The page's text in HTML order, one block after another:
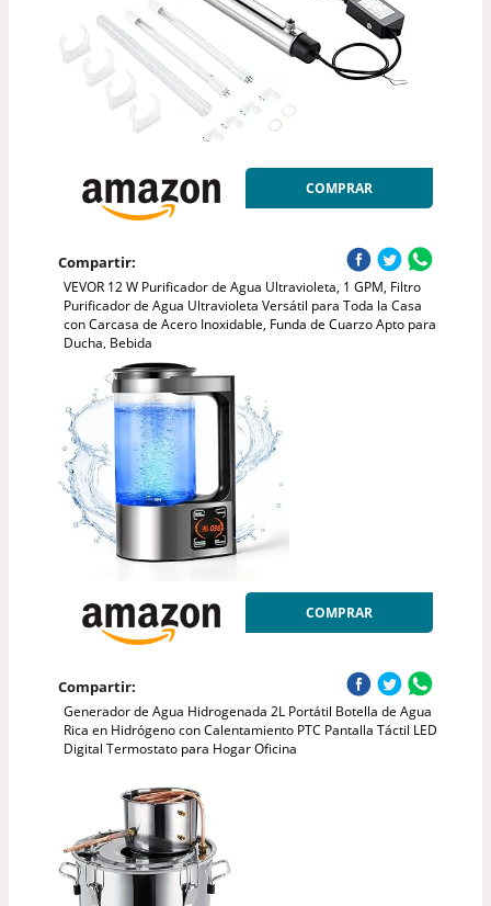
COMPRAR
Compartir:
VEVOR 12 W Purificador de Agua Ultravioleta, 1 GPM, Filtro
Purificador de Agua Ultravioleta Versátil para Toda la Casa
con Carcasa de Acero Inoxidable, Funda de Cuarzo Apto para
Ducha, Bebida
COMPRAR
Compartir:
Generador de Agua Hidrogenada 2L Portátil Botella de Agua
Rica en Hidrógeno con Calentamiento PTC Pantalla Táctil LED
Digital Termostato para Hogar Oficina